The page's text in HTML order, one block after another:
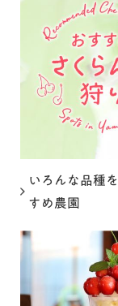
いろんな品種
すめ農園